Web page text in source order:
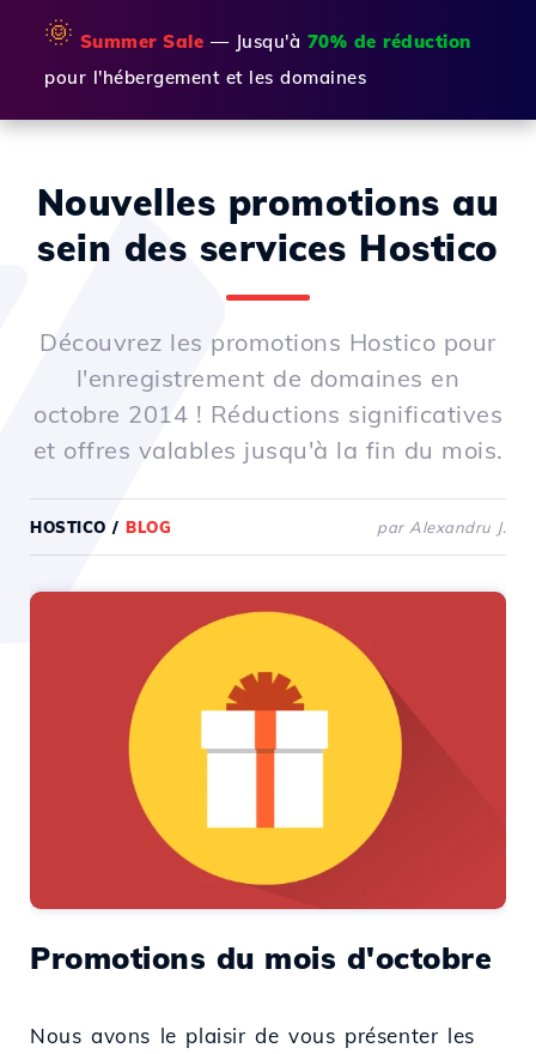
🌞 Summer Sale — Jusqu'à 70% de réduction
pour l'hébergement et les domaines
Nouvelles promotions au
sein des services Hostico
Découvrez les promotions Hostico pour
l'enregistrement de domaines en
octobre 2014 ! Réductions significatives
et offres valables jusqu'à la fin du mois.
HOSTICO / BLOG par Alexandru J.
Promotions du mois d'octobre
Nous avons le plaisir de vous présenter les